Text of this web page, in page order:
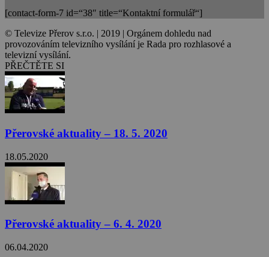
[contact-form-7 id=“38″ title=“Kontaktní formulář“]
© Televize Přerov s.r.o. | 2019 | Orgánem dohledu nad
provozováním televizního vysílání je Rada pro rozhlasové a
televizní vysílání.
PŘEČTĚTE SI
Přerovské aktuality – 18. 5. 2020
18.05.2020
Přerovské aktuality – 6. 4. 2020
06.04.2020